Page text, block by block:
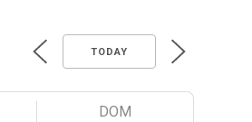
TODAY
DOM